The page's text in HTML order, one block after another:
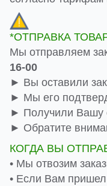
*ОТПРАВКА
Мы отправляем
16-00
► Вы оставили
► Мы его
► Получили Вашу
► Обратите
КОГДА ВЫ
• Мы отвозим
• Если Вам пришел